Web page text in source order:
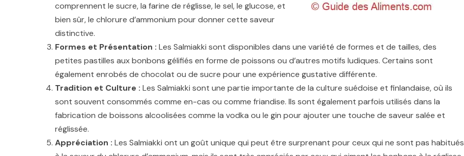
comprennent le sucre, la farine de réglisse, le sel, le glucose, et
bien sûr, le chlorure d’ammonium pour donner cette saveur
distinctive.
Formes et Présentation : Les Salmiakki sont disponibles dans une variété de formes et de tailles, des
petites pastilles aux bonbons gélifiés en forme de poissons ou d’autres motifs ludiques. Certains sont
également enrobés de chocolat ou de sucre pour une expérience gustative différente.
Tradition et Culture : Les Salmiakki sont une partie importante de la culture suédoise et finlandaise, où ils
sont souvent consommés comme en-cas ou comme friandise. Ils sont également parfois utilisés dans la
fabrication de boissons alcoolisées comme la vodka ou le gin pour ajouter une touche de saveur salée et
réglissée.
Appréciation : Les Salmiakki ont un goût unique qui peut être surprenant pour ceux qui ne sont pas habitués